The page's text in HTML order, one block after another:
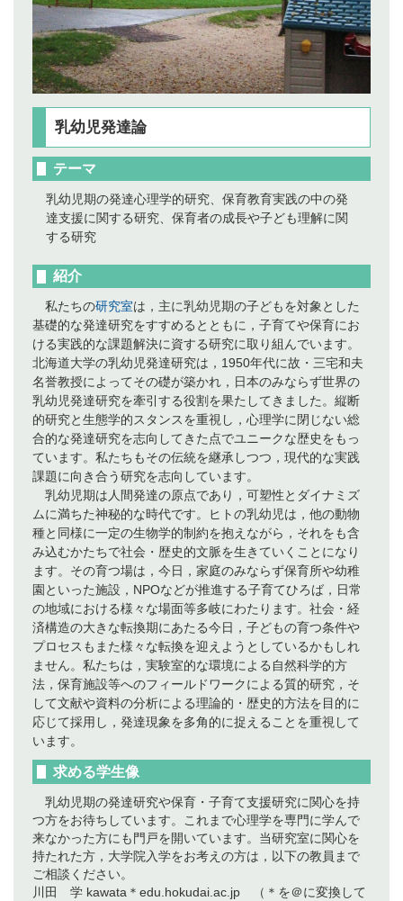
乳幼児発達論
テーマ
乳幼児期の発達心理学的研究、保育教育実践の中の発
達支援に関する研究、保育者の成長や子ども理解に関
する研究
紹介
私たちの研究室は，主に乳幼児期の子どもを対象とした
基礎的な発達研究をすすめるとともに，子育てや保育にお
ける実践的な課題解決に資する研究に取り組んでいます。
北海道大学の乳幼児発達研究は，1950年代に故・三宅和夫
名誉教授によってその礎が築かれ，日本のみならず世界の
乳幼児発達研究を牽引する役割を果たしてきました。縦断
的研究と生態学的スタンスを重視し，心理学に閉じない総
合的な発達研究を志向してきた点でユニークな歴史をもっ
ています。私たちもその伝統を継承しつつ，現代的な実践
課題に向き合う研究を志向しています。
乳幼児期は人間発達の原点であり，可塑性とダイナミズ
ムに満ちた神秘的な時代です。ヒトの乳幼児は，他の動物
種と同様に一定の生物学的制約を抱えながら，それをも含
み込むかたちで社会・歴史的文脈を生きていくことになり
ます。その育つ場は，今日，家庭のみならず保育所や幼稚
園といった施設，NPOなどが推進する子育てひろば，日常
の地域における様々な場面等多岐にわたります。社会・経
済構造の大きな転換期にあたる今日，子どもの育つ条件や
プロセスもまた様々な転換を迎えようとしているかもしれ
ません。私たちは，実験室的な環境による自然科学的方
法，保育施設等へのフィールドワークによる質的研究，そ
して文献や資料の分析による理論的・歴史的方法を目的に
応じて採用し，発達現象を多角的に捉えることを重視して
います。
求める学生像
乳幼児期の発達研究や保育・子育て支援研究に関心を持
つ方をお待ちしています。これまで心理学を専門に学んで
来なかった方にも門戸を開いています。当研究室に関心を
持たれた方，大学院入学をお考えの方は，以下の教員まで
ご相談ください。
川田 学 kawata＊edu.hokudai.ac.jp （＊を＠に変換して